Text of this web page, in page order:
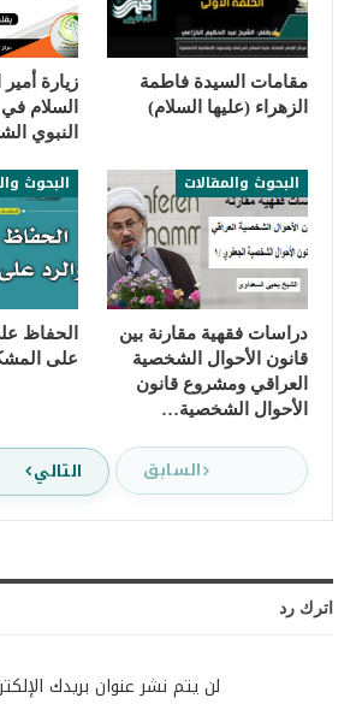
مقامات السيدة فاطمة
الزهراء (عليها السلام)
زيارة
السلام
النبوي
البحوث والمقالات
دراسات فقهية مقارنة بين
قانون الأحوال الشخصية
العراقي ومشروع قانون
الأحوال الشخصية…
البحوث
الحفاظ
على
السابق التالي
اترك رد
لن يتم نشر عنوان بريدك